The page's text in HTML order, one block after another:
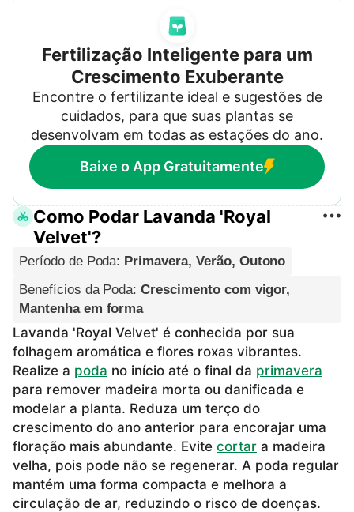
Fertilização Inteligente para um
Crescimento Exuberante
Encontre o fertilizante ideal e sugestões de
cuidados, para que suas plantas se
desenvolvam em todas as estações do ano.
Baixe o App Gratuitamente
Como Podar Lavanda 'Royal
Velvet'?
Período de Poda: Primavera, Verão, Outono
Benefícios da Poda: Crescimento com vigor,
Mantenha em forma
Lavanda 'Royal Velvet' é conhecida por sua
folhagem aromática e flores roxas vibrantes.
Realize a poda no início até o final da primavera
para remover madeira morta ou danificada e
modelar a planta. Reduza um terço do
crescimento do ano anterior para encorajar uma
floração mais abundante. Evite cortar a madeira
velha, pois pode não se regenerar. A poda regular
mantém uma forma compacta e melhora a
circulação de ar, reduzindo o risco de doenças.